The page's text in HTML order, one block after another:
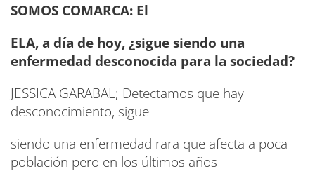
SOMOS COMARCA: El
ELA, a día de hoy, ¿sigue siendo una
enfermedad desconocida para la sociedad?
JESSICA GARABAL; Detectamos que hay
desconocimiento, sigue
siendo una enfermedad rara que afecta a poca
población pero en los últimos años